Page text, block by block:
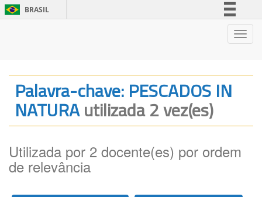
BRASIL
Legislação
Canais
Palavra-chave: PESCADOS IN
NATURAutilizada 2 vez(es)
Utilizada por 2 docente(es) por ordem
de relevância